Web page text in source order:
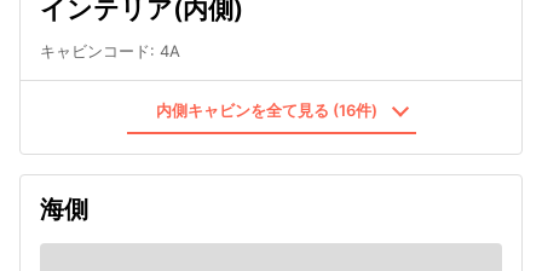
インテリア(内側)
キャビンコード: 4A
内側キャビンを全て見る (16件)
海側